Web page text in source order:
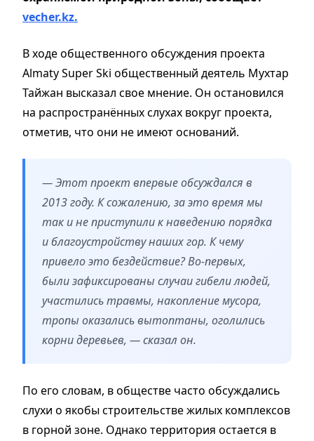
vecher.kz.
В ходе общественного обсуждения проекта
Almaty Super Ski общественный деятель Мухтар
Тайжан высказал свое мнение. Он остановился
на распространённых слухах вокруг проекта,
отметив, что они не имеют оснований.
— Этот проект впервые обсуждался в
2013 году. К сожалению, за это время мы
так и не приступили к наведению порядка
и благоустройству наших гор. К чему
привело это бездействие? Во-первых,
были зафиксированы случаи гибели людей,
участились травмы, накопление мусора,
тропы оказались вытоптаны, оголились
корни деревьев, — сказал он.
По его словам, в обществе часто обсуждались
слухи о якобы строительстве жилых комплексов
в горной зоне. Однако территория остается в